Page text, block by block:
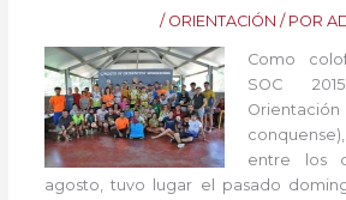
/ ORIENTACIÓN / POR
Como
SOC
entre los
agosto, tuvo lugar el pasado